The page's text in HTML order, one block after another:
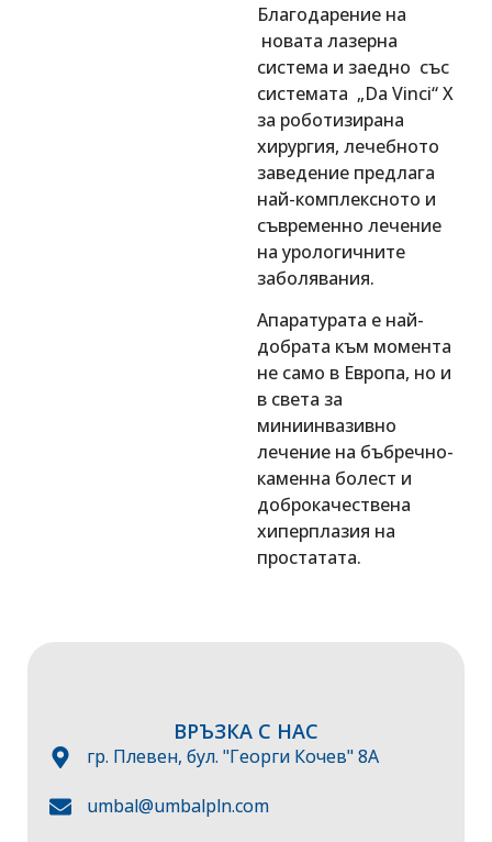
Благодарение на
новата лазерна
система и заедно със
системата „Da Vinci“ X
за роботизирана
хирургия, лечебното
заведение предлага
най-комплексното и
съвременно лечение
на урологичните
заболявания.
Апаратурата е най-
добрата към момента
не само в Европа, но и
в света за
миниинвазивно
лечение на бъбречно-
каменна болест и
доброкачествена
хиперплазия на
простатата.
ВРЪЗКА С НАС
гр. Плевен, бул. "Георги Кочев" 8А
umbal@umbalpln.com